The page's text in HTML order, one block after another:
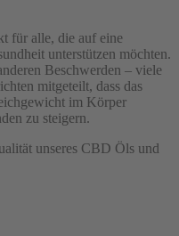
für alle, die auf eine
unterstützen möchten.
Beschwerden – viele
mitgeteilt, dass das
im Körper
zu steigern.
unseres CBD Öls und